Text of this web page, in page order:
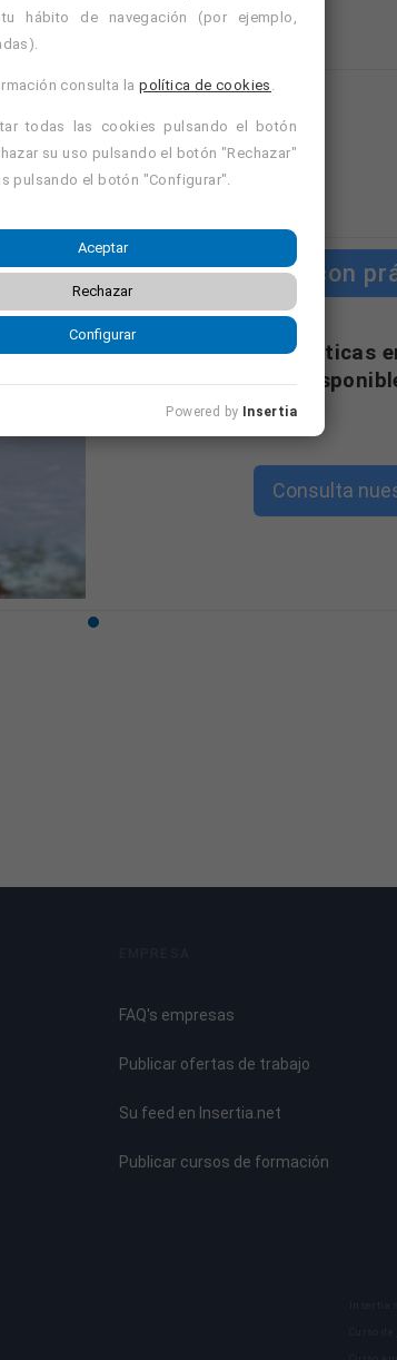
página 1 de 2 (Total 8)
Cursos con
"Cursos con prácticas
formativa
Consulta
FAQ's empresas
Publicar ofertas de trabajo
Su feed en Insertia.net
Publicar cursos de formación
hábito de navegación (por ejemplo,
consulta lapolítica de cookies .
todas las cookies pulsando el botón
su uso pulsando el botón "Rechazar"
pulsando el botón "Configurar".
Aceptar
Rechazar
Configurar
Powered by Insertia